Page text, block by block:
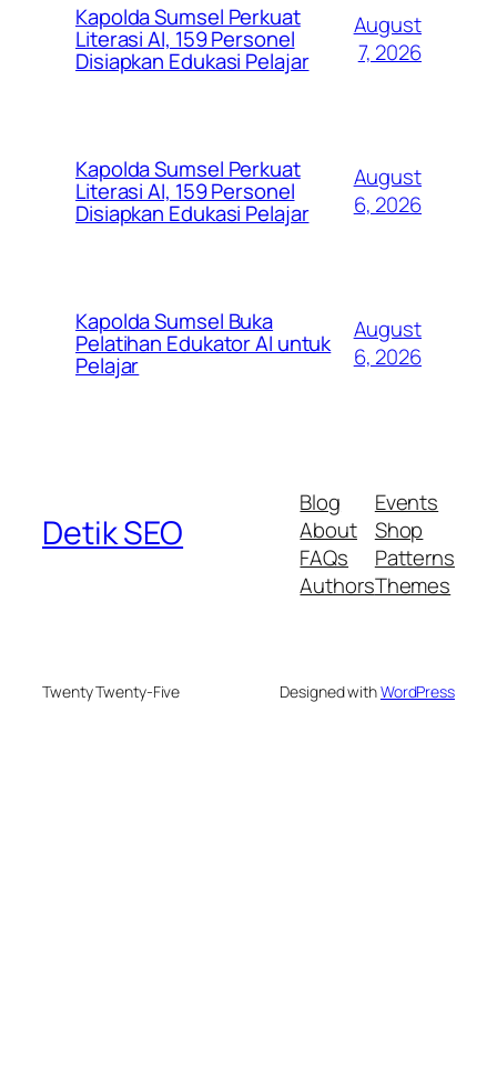
Kapolda Sumsel Perkuat
Literasi AI, 159 Personel
Disiapkan Edukasi Pelajar
August
7, 2026
Kapolda Sumsel Perkuat
Literasi AI, 159 Personel
Disiapkan Edukasi Pelajar
August
6, 2026
Kapolda Sumsel Buka
Pelatihan Edukator AI untuk
Pelajar
August
6, 2026
Detik SEO
Blog
About
FAQs
Authors
Events
Shop
Patterns
Themes
Twenty Twenty-Five Designed withWordPress